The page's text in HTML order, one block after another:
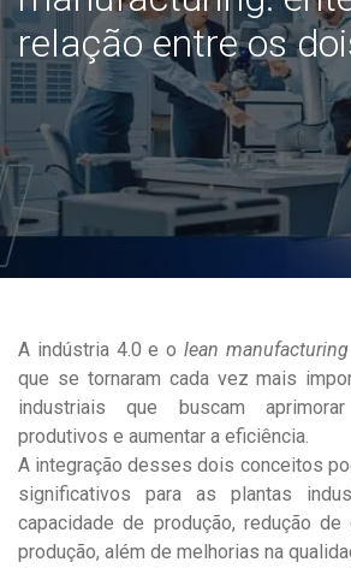
relação entre os
A indústria 4.0 e o lean manufacturing
que se tornaram cada vez mais
industriais que buscam
produtivos e aumentar a eficiência.
A integração desses dois conceitos
significativos para as plantas
capacidade de produção, redução
produção, além de melhorias na